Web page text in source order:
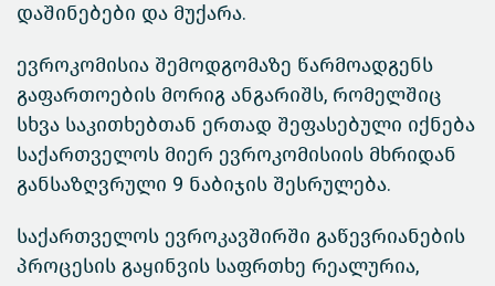
დაშინებები და მუქარა.
ევროკომისია შემოდგომაზე წარმოადგენს
გაფართოების მორიგ ანგარიშს, რომელშიც
სხვა საკითხებთან ერთად შეფასებული იქნება
საქართველოს მიერ ევროკომისიის მხრიდან
განსაზღვრული 9 ნაბიჯის შესრულება.
საქართველოს ევროკავშირში გაწევრიანების
პროცესის გაყინვის საფრთხე რეალურია,